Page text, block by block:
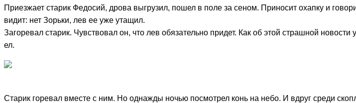
Приезжает старик Федосий, дрова выгрузил, пошел в поле за сеном. Приносит охапку и
видит: нет Зорьки, лев ее уже утащил.
Загоревал старик. Чувствовал он, что лев обязательно придет. Как об этой страшной
ел.
Старик горевал вместе с ним. Но однажды ночью посмотрел конь на небо. И вдруг среди